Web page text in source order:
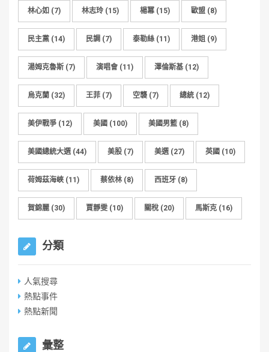
林心如 (7) 林志玲 (15) 楊冪 (15) 歐盟 (8)
民主黨 (14) 民調 (7) 泰勒絲 (11) 港姐 (9)
湯姆克魯斯 (7) 演唱會 (11) 澤倫斯基 (12)
烏克蘭 (32) 王菲 (7) 空襲 (7) 總統 (12)
美伊戰爭 (12) 美國 (100) 美國男籃 (8)
美國總統大選 (44) 美股 (7) 美選 (27) 英國 (10)
荷姆茲海峽 (11) 蔡依林 (8) 西班牙 (8)
賀錦麗 (30) 賈靜雯 (10) 關稅 (20) 馬斯克 (16)
分類
人氣搜尋
熱點事件
熱點新聞
彙整